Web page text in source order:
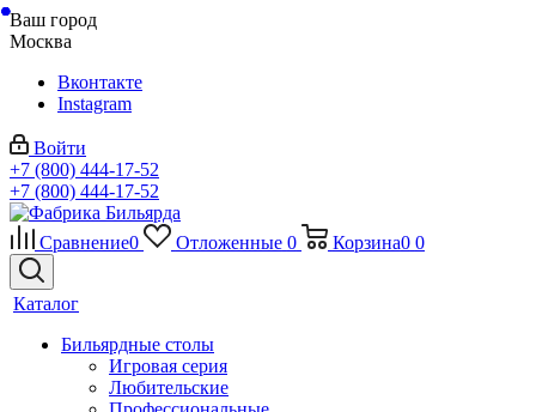
Ваш город
Москва
Вконтакте
Instagram
Войти
+7 (800) 444-17-52
+7 (800) 444-17-52
Сравнение0 Отложенные 0 Корзина0 0
Каталог
Бильярдные столы
Игровая серия
Любительские